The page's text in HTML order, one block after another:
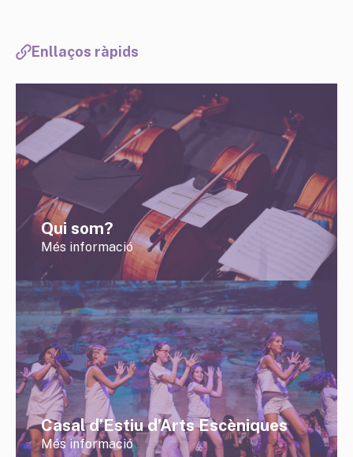
Enllaços ràpids
Qui som?
Més informació
Casal d’Estiu d’Arts Escèniques
Més informació